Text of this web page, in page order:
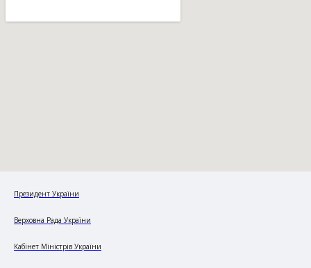
Президент України
Верховна Рада України
Кабінет Міністрів України